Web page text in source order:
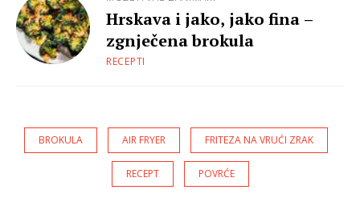
Hrskava i jako, jako fina –
zgnječena brokula
RECEPTI
BROKULA AIR FRYER FRITEZA NA VRUĆI ZRAK
RECEPT POVRĆE